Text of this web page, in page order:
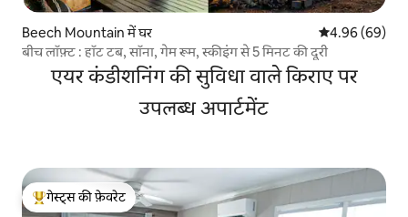
Beech Mountain में घर औसत रेटिंग 5 में
4.96 (69)
बीच लॉफ़्ट : हॉट टब, सॉना, गेम रूम, स्कीइंग से 5 मिनट की दूरी
एयर कंडीशनिंग की सुविधा वाले किराए पर
उपलब्ध अपार्टमेंट
गेस्ट्स का टॉप फ़ेवरेट
गेस्ट्स की फ़ेवरेट